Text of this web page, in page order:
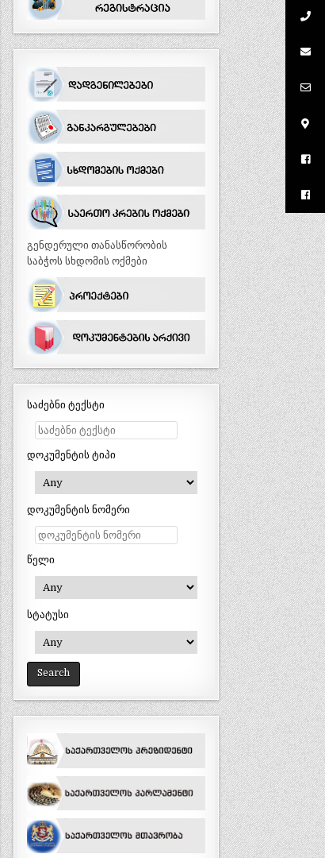
გენდერული თანასწორობის
საბჭოს სხდომის ოქმები
საძებნი ტექსტი
დოკუმენტის ტიპი
დოკუმენტის ნომერი
წელი
სტატუსი